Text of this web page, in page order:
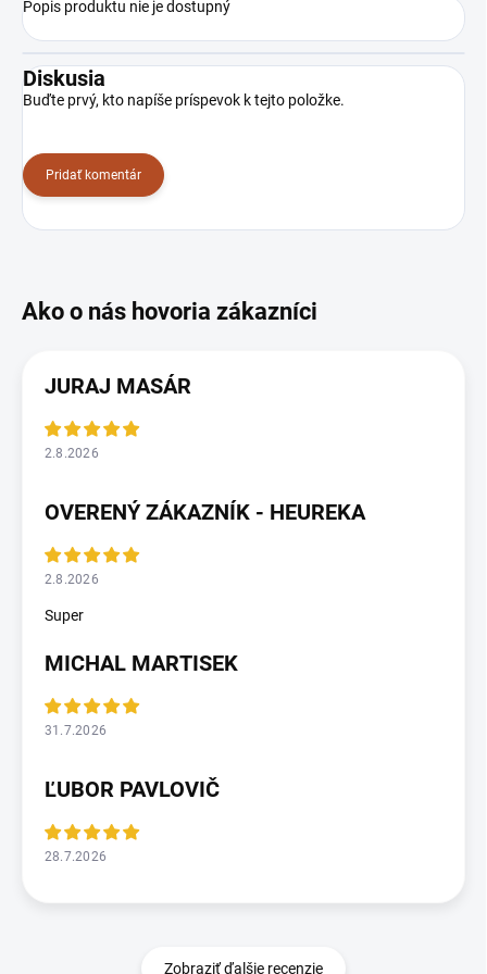
Popis produktu nie je dostupný
Diskusia
Buďte prvý, kto napíše príspevok k tejto položke.
Pridať komentár
JURAJ MASÁR
2.8.2026
OVERENÝ ZÁKAZNÍK - HEUREKA
2.8.2026
Super
MICHAL MARTISEK
31.7.2026
ĽUBOR PAVLOVIČ
28.7.2026
Zobraziť ďalšie recenzie